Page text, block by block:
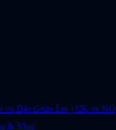
vs Ditt Gode Liv | UK vs NO
& Vlog